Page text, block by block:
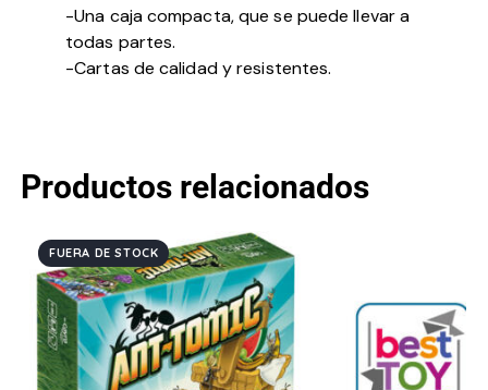
-Una caja compacta, que se puede llevar a
todas partes.
-Cartas de calidad y resistentes.
Productos relacionados
FUERA DE STOCK